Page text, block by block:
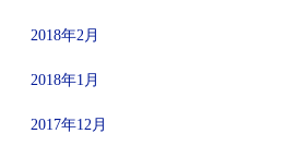
2018年2月
2018年1月
2017年12月